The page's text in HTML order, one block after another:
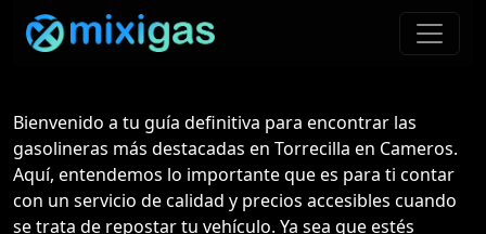
Bienvenido a tu guía definitiva para encontrar las
gasolineras más destacadas en Torrecilla en Cameros.
Aquí, entendemos lo importante que es para ti contar
con un servicio de calidad y precios accesibles cuando
se trata de repostar tu vehículo. Ya sea que estés